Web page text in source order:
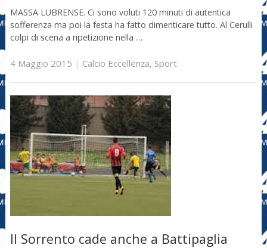
MASSA LUBRENSE. Ci sono voluti 120 minuti di autentica
sofferenza ma poi la festa ha fatto dimenticare tutto. Al Cerulli
colpi di scena a ripetizione nella …
4 Maggio 2015 | Calcio Eccellenza, Sport
Il Sorrento cade anche a Battipaglia